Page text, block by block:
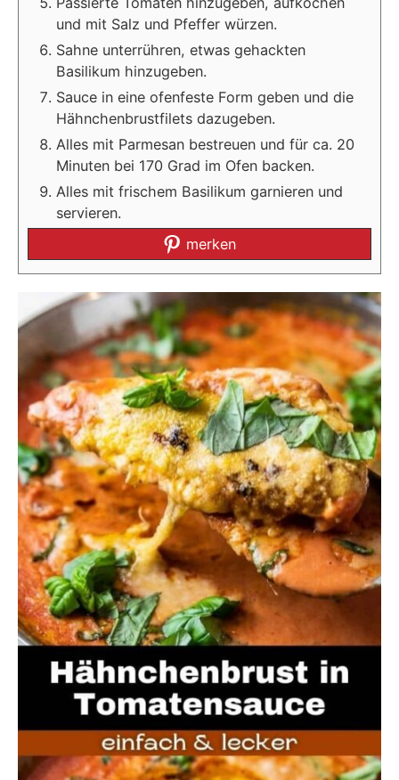
und mit Salz und Pfeffer würzen.
Sahne unterrühren, etwas gehackten
Basilikum hinzugeben.
Sauce in eine ofenfeste Form geben und die
Hähnchenbrustfilets dazugeben.
Alles mit Parmesan bestreuen und für ca. 20
Minuten bei 170 Grad im Ofen backen.
Alles mit frischem Basilikum garnieren und
servieren.
merken